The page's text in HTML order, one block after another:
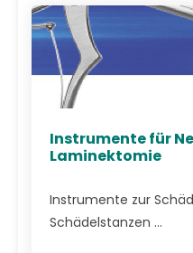
Instrumente für
Laminektomie
Instrumente zur
Schädelstanzen ...